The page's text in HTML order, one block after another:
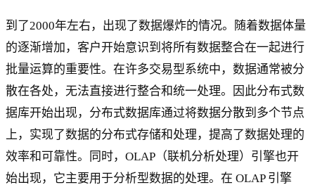
到了2000年左右，出现了数据爆炸的情况。随着数据体量
的逐渐增加，客户开始意识到将所有数据整合在一起进行
批量运算的重要性。在许多交易型系统中，数据通常被分
散在各处，无法直接进行整合和统一处理。因此分布式数
据库开始出现，分布式数据库通过将数据分散到多个节点
上，实现了数据的分布式存储和处理，提高了数据处理的
效率和可靠性。同时，OLAP（联机分析处理）引擎也开
始出现，它主要用于分析型数据的处理。在 OLAP 引擎